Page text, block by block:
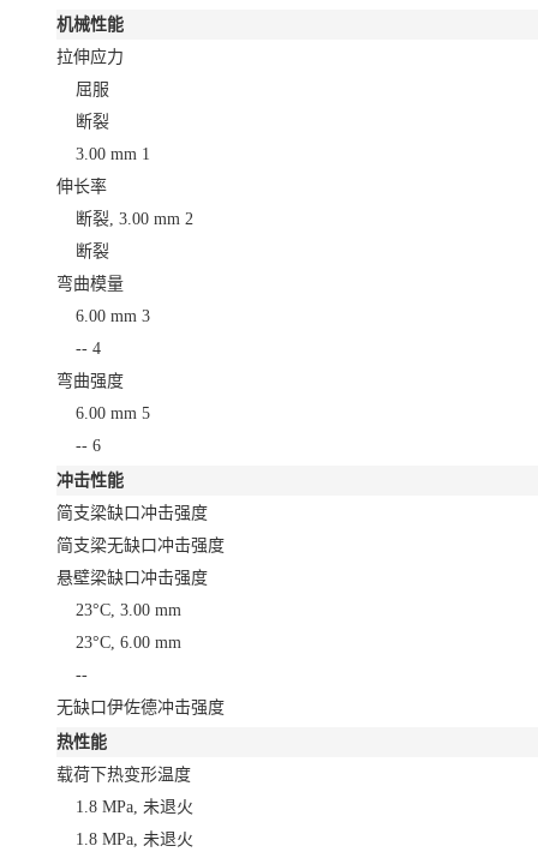
机械性能
拉伸应力
屈服
断裂
3.00 mm 1
伸长率
断裂, 3.00 mm 2
断裂
弯曲模量
6.00 mm 3
-- 4
弯曲强度
6.00 mm 5
-- 6
冲击性能
简支梁缺口冲击强度
简支梁无缺口冲击强度
悬壁梁缺口冲击强度
23°C, 3.00 mm
23°C, 6.00 mm
--
无缺口伊佐德冲击强度
热性能
载荷下热变形温度
1.8 MPa, 未退火
1.8 MPa, 未退火